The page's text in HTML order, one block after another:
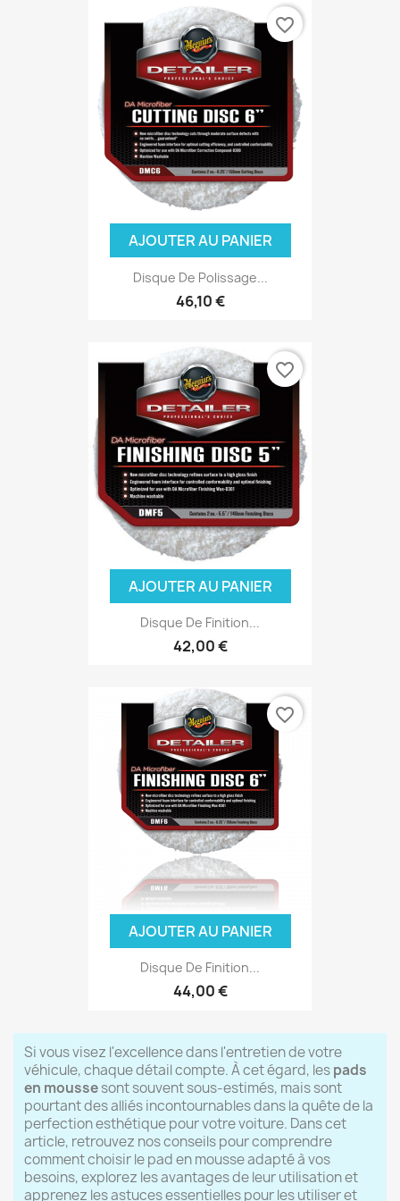
AJOUTER AU PANIER
Disque De Polissage...
46,10 €
favorite_border
AJOUTER AU PANIER
Disque De Finition...
42,00 €
favorite_border
AJOUTER AU PANIER
Disque De Finition...
44,00 €
favorite_border
Si vous visez l'excellence dans l'entretien de votre
véhicule, chaque détail compte. À cet égard, lespads
en moussesont souvent sous-estimés, mais sont
pourtant des alliés incontournables dans la quête de la
perfection esthétique pour votre voiture. Dans cet
article, retrouvez nos conseils pour comprendre
comment choisir le pad en mousse adapté à vos
besoins, explorez les avantages de leur utilisation et
apprenez les astuces essentielles pour les utiliser et